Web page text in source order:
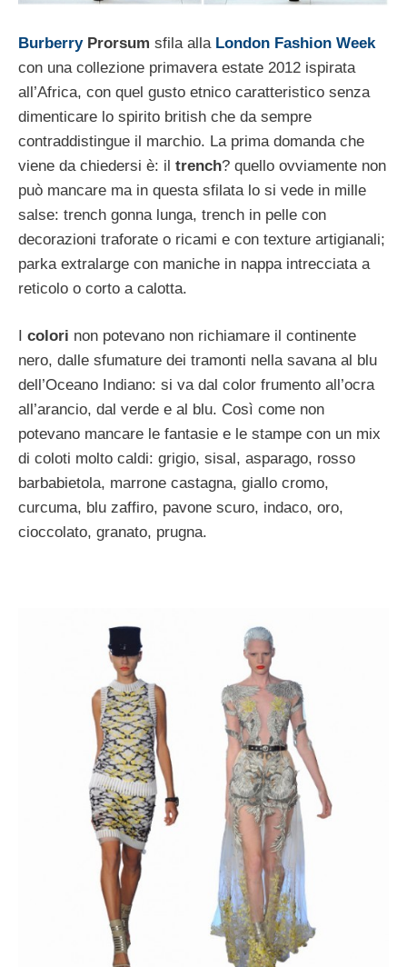
BurberryProrsum sfila alla London Fashion Week
con una collezione primavera estate 2012 ispirata
all’Africa, con quel gusto etnico caratteristico senza
dimenticare lo spirito british che da sempre
contraddistingue il marchio. La prima domanda che
viene da chiedersi è: il trench? quello ovviamente non
può mancare ma in questa sfilata lo si vede in mille
salse: trench gonna lunga, trench in pelle con
decorazioni traforate o ricami e con texture artigianali;
parka extralarge con maniche in nappa intrecciata a
reticolo o corto a calotta.
I colori non potevano non richiamare il continente
nero, dalle sfumature dei tramonti nella savana al blu
dell’Oceano Indiano: si va dal color frumento all’ocra
all’arancio, dal verde e al blu. Così come non
potevano mancare le fantasie e le stampe con un mix
di coloti molto caldi: grigio, sisal, asparago, rosso
barbabietola, marrone castagna, giallo cromo,
curcuma, blu zaffiro, pavone scuro, indaco, oro,
cioccolato, granato, prugna.